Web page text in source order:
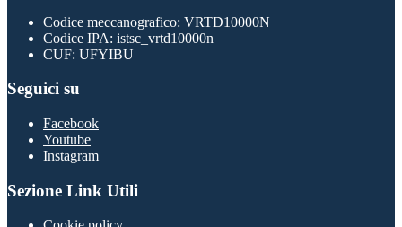
Codice meccanografico: VRTD10000N
Codice IPA: istsc_vrtd10000n
CUF: UFYIBU
Seguici su
Facebook
Youtube
Instagram
Sezione Link Utili